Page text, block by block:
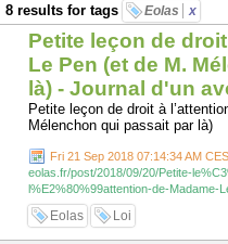
8 results for tags
Eolas x
Petite leçon de
Le Pen (et de M.
là) - Journal d'un
Petite leçon de droit à
Mélenchon qui passait par là)
Fri 21 Sep 2018 07:14:34 AM
eolas.fr/post/2018/09/20/Petite-
l%E2%80%99attention-de-Madame-
Eolas Loi